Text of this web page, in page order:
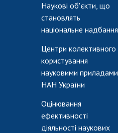
Наукові об'єкти, що
становлять
національне надбання
Центри колективного
користування
науковими приладами
НАН України
Оцінювання
ефективності
діяльності наукових